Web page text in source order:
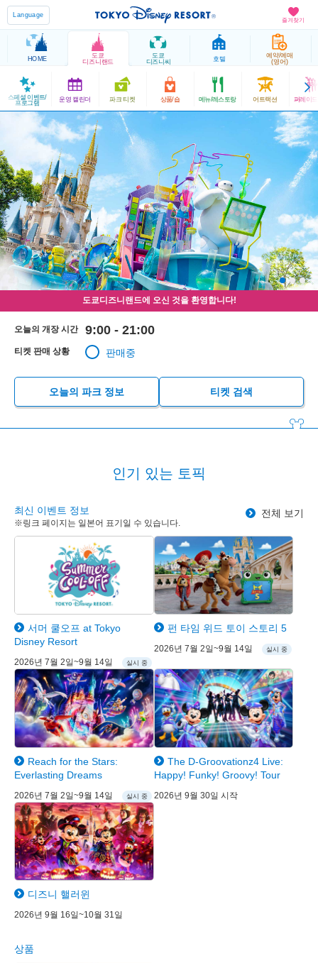
즐겨찾기
Language
HOME
도쿄
디즈니랜드
도쿄
디즈니씨
호텔
예약/예매
(영어)
스페셜 이벤트/
프로그램 운영 캘린더 파크 티켓 상품/숍 메뉴/레스토랑 어트랙션 퍼레이
도쿄디즈니랜드에 오신 것을 환영합니다!
오늘의 개장 시간 9:00 - 21:00
티켓 판매 상황 판매중
오늘의 파크 정보 티켓 검색
인기 있는 토픽
최신 이벤트 정보
※링크 페이지는 일본어 표기일 수 있습니다.
전체 보기
서머 쿨오프 at Tokyo
Disney Resort
2026년 7월 2일~9월 14일 실시 중
펀 타임 위드 토이 스토리 5
2026년 7월 2일~9월 14일 실시 중
Reach for the Stars:
Everlasting Dreams
2026년 7월 2일~9월 14일 실시 중
The D-Groovationz4 Live:
Happy! Funky! Groovy! Tour
2026년 9월 30일 시작
디즈니 핼러윈
2026년 9월 16일~10월 31일
상품